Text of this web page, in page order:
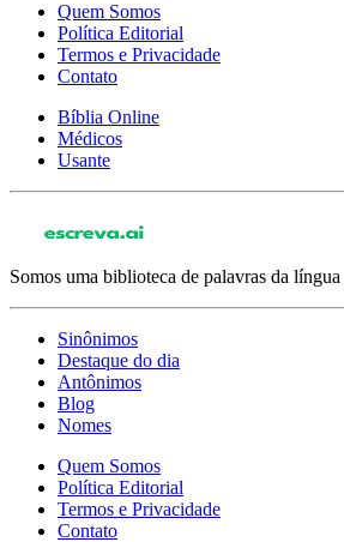
Quem Somos
Política Editorial
Termos e Privacidade
Contato
Bíblia Online
Médicos
Usante
Somos uma biblioteca de palavras da
Sinônimos
Destaque do dia
Antônimos
Blog
Nomes
Quem Somos
Política Editorial
Termos e Privacidade
Contato